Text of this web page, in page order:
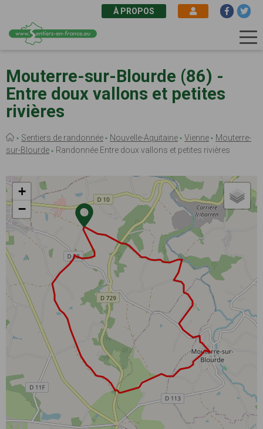
au
contenu
principal
À PROPOS
Mouterre-sur-Blourde (86) -
Entre doux vallons et petites
rivières
Fil
d'Ariane
Sentiers de randonnée Nouvelle-Aquitaine Vienne
Mouterre-
sur-Blourde
Randonnée Entre doux vallons et petites rivières
+
−